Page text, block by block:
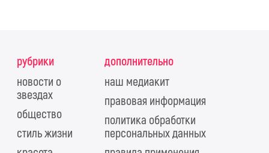
рубрики
новости о
звездах
общество
стиль жизни
дополнительно
наш медиакит
правовая информация
политика обработки
персональных данных